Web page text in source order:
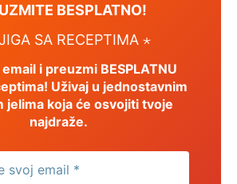
BESPLATNO!
SA RECEPTIMA ⋆
i preuzmi BESPLATNU
Uživaj u jednostavnim
jelima koja će osvojiti tvoje
najdraže.